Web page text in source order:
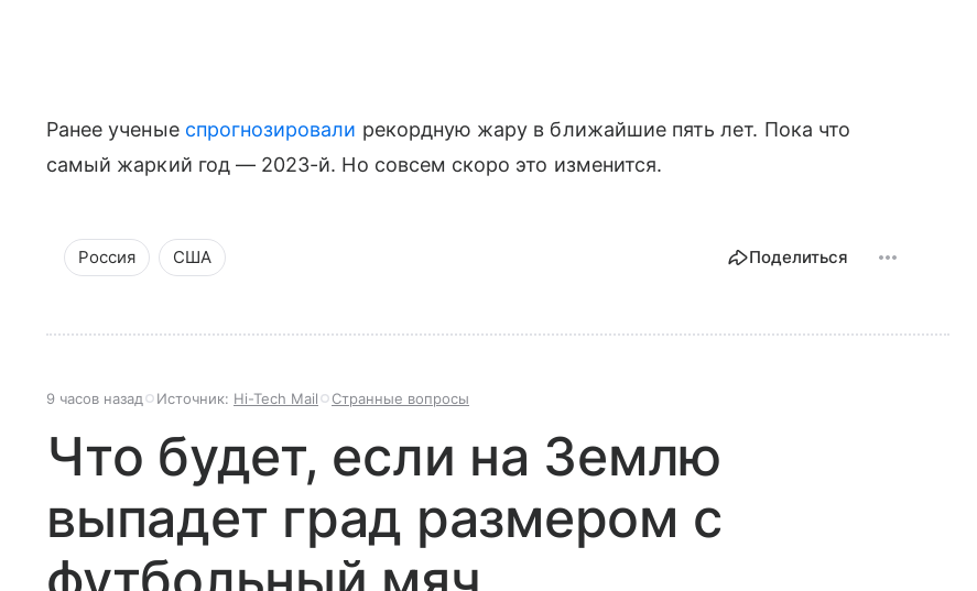
Ранее ученые спрогнозировали рекордную жару в ближайшие пять лет. Пока что
самый жаркий год — 2023-й. Но совсем скоро это изменится.
Россия США Поделиться
9 часов назад Источник: Hi-Tech Mail Странные вопросы
Что будет, если на Землю
выпадет град размером с